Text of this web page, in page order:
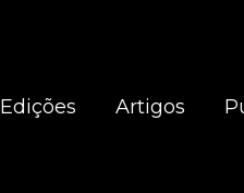
Edições Artigos